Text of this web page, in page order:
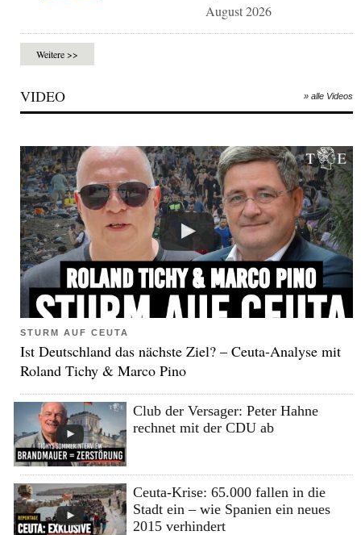
August 2026
Weitere >>
VIDEO » alle Videos
STURM AUF CEUTA
Ist Deutschland das nächste Ziel? – Ceuta-Analyse mit
Roland Tichy & Marco Pino
Club der Versager: Peter Hahne
rechnet mit der CDU ab
Ceuta-Krise: 65.000 fallen in die
Stadt ein – wie Spanien ein neues
2015 verhindert